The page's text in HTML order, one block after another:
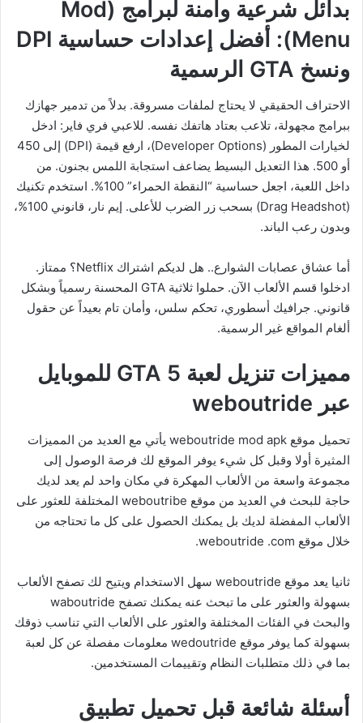
بدائل شرعية وآمنة لبرامج (Mod
Menu): أفضل إعدادات حساسية DPI
ونسخ GTA الرسمية
الاحتراف الحقيقي لا يحتاج لملفات مسروقة. بدلاً من تدمير جهازك
ببرامج مجهولة، تلاعب بعتاد هاتفك نفسه. للاعبي فري فاير: ادخل
لخيارات المطور (Developer Options)، ارفع قيمة (DPI) إلى 450
أو 500. هذا التعديل البسيط يضاعف استجابة اللمس بجنون. من
داخل اللعبة، اجعل حساسية “النقطة الحمراء” 100%. استخدم تكنيك
(Drag Headshot) بسحب زر الضرب للأعلى. إيم نار، قانوني 100%،
وبدون رعب الباند.
أما عشاق عصابات الشوارع.. هل لديكم اشتراك Netflix؟ ممتاز.
ادخلوا قسم الألعاب الآن. حملوا ثلاثية GTA المحسنة رسمياً وبشكل
قانوني. جرافيك أسطوري، تحكم سلس، وأمان تام بعيداً عن حقول
ألغام المواقع غير الرسمية.
مميزات تنزيل لعبة GTA 5 للموبايل
عبر weboutride
تحميل موقع weboutride mod apk يأتي مع العديد من المميزات
المثيرة أولا وقبل كل شيء يوفر الموقع لك فرصة الوصول إلى
مجموعة واسعة من الألعاب المهكرة في مكان واحد لم يعد لديك
حاجة للبحث في العديد من موقع weboutribe المختلفة للعثور على
الألعاب المفضلة لديك بل يمكنك الحصول على كل ما تحتاجه من
خلال موقع weboutride .com.
ثانيا يعد موقع weboutride سهل الاستخدام ويتيح لك تصفح الألعاب
بسهولة والعثور على ما تبحث عنه يمكنك تصفح waboutride
والبحث في الفئات المختلفة والعثور على الألعاب التي تناسب ذوقك
بسهولة كما يوفر موقع wedoutride معلومات مفصلة عن كل لعبة
بما في ذلك متطلبات النظام وتقييمات المستخدمين.
أسئلة شائعة قبل تحميل تطبيق